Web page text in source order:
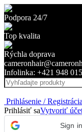
Podpora 24/7
Top kvalita
Rýchla doprava
Infolinka: +421 948
Prihlásenie / Registrácia
Prihlásiť saVytvoriť
Sign